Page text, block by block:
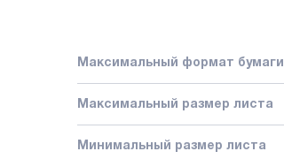
Максимальный формат бумаги
Максимальный размер листа
Минимальный размер листа